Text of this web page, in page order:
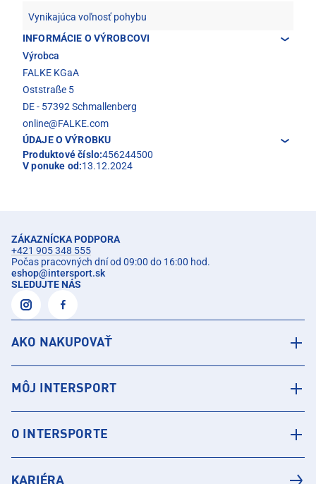
Vynikajúca voľnosť pohybu
INFORMÁCIE O VÝROBCOVI
Výrobca
FALKE KGaA
Oststraße 5
DE - 57392 Schmallenberg
online@FALKE.com
ÚDAJE O VÝROBKU
Produktové číslo:456244500
V ponuke od:13.12.2024
ZÁKAZNÍCKA PODPORA
+421 905 348 555
Počas pracovných dní od 09:00 do 16:00 hod.
eshop@intersport.sk
SLEDUJTE NÁS
AKO NAKUPOVAŤ
MÔJ INTERSPORT
O INTERSPORTE
KARIÉRA